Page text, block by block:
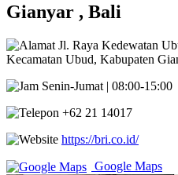
Gianyar , Bali
Jl. Raya Kedewatan
Kecamatan Ubud, Kabupaten
Senin-Jumat | 08:00-15:00
+62 21 14017
https://bri.co.id/
Google Maps